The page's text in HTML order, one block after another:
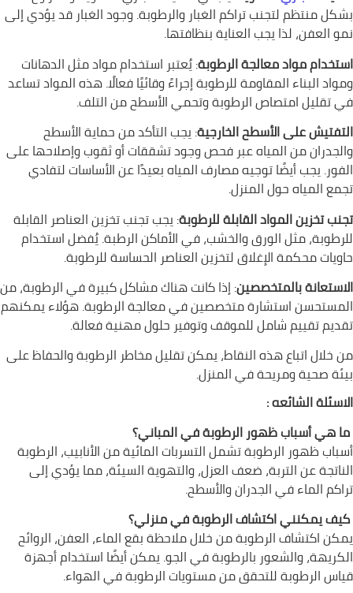
بشكل منتظم لتجنب تراكم الغبار والرطوبة. وجود الغبار قد يؤدي إلى
نمو العفن، لذا يجب العناية بنظافتها.
استخدام مواد معالجة الرطوبة: يُعتبر استخدام مواد مثل الدهانات
ومواد البناء المقاومة للرطوبة إجراءً وقائيًا فعالًا. هذه المواد تساعد
في تقليل امتصاص الرطوبة وتحمي الأسطح من التلف.
التفتيش على الأسطح الخارجية: يجب التأكد من حماية الأسطح
والجدران من المياه عبر فحص وجود تشققات أو ثقوب وإصلاحها على
الفور. يجب أيضًا توجيه مصارف المياه بعيدًا عن الأساسات لتفادي
تجمع المياه حول المنزل.
تجنب تخزين المواد القابلة للرطوبة: يجب تجنب تخزين العناصر القابلة
للرطوبة، مثل الورق والخشب، في الأماكن الرطبة. يُفضل استخدام
حاويات محكمة الإغلاق لتخزين العناصر الحساسة للرطوبة.
الاستعانة بالمتخصصين: إذا كانت هناك مشاكل كبيرة في الرطوبة، من
المستحسن استشارة متخصصين في معالجة الرطوبة. هؤلاء يمكنهم
تقديم تقييم شامل للموقف وتوفير حلول مهنية فعالة.
من خلال اتباع هذه النقاط، يمكن تقليل مخاطر الرطوبة والحفاظ على
بيئة صحية ومريحة في المنزل.
الاسئلة الشائعه :
ما هي أسباب ظهور الرطوبة في المباني؟
أسباب ظهور الرطوبة تشمل التسربات المائية من الأنابيب، الرطوبة
الناتجة عن التربة، ضعف العزل، والتهوية السيئة، مما يؤدي إلى
تراكم الماء في الجدران والأسطح.
كيف يمكنني اكتشاف الرطوبة في منزلي؟
يمكن اكتشاف الرطوبة من خلال ملاحظة بقع الماء، العفن، الروائح
الكريهة، والشعور بالرطوبة في الجو. يمكن أيضًا استخدام أجهزة
قياس الرطوبة للتحقق من مستويات الرطوبة في الهواء.